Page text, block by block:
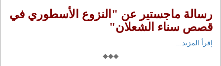
رسالة ماجستير عن "النزوع الأسطوري في
قصص سناء الشعلان"
إقرأ المزيد...